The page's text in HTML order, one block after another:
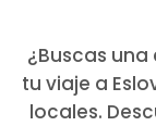
¿Buscas
tu viaje a
locales.